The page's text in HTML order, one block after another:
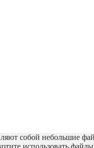
собой небольшие
использовать